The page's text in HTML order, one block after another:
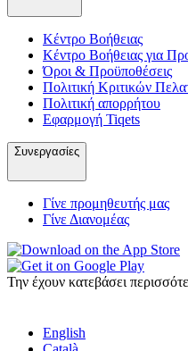
Κέντρο Βοήθειας
Κέντρο Βοήθειας για
Όροι & Προϋποθέσεις
Πολιτική Κριτικών
Πολιτική απορρήτου
Εφαρμογή Tiqets
Συνεργασίες
Γίνε προμηθευτής μας
Γίνε Διανομέας
Την έχουν κατεβάσει
English